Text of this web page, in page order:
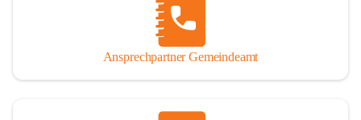
Ansprechpartner Gemeindeamt